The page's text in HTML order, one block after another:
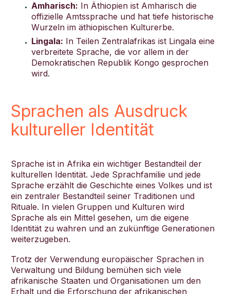
Amharisch: In Äthiopien ist Amharisch die
offizielle Amtssprache und hat tiefe historische
Wurzeln im äthiopischen Kulturerbe.
Lingala: In Teilen Zentralafrikas ist Lingala eine
verbreitete Sprache, die vor allem in der
Demokratischen Republik Kongo gesprochen
wird.
Sprachen als Ausdruck
kultureller Identität
Sprache ist in Afrika ein wichtiger Bestandteil der
kulturellen Identität. Jede Sprachfamilie und jede
Sprache erzählt die Geschichte eines Volkes und ist
ein zentraler Bestandteil seiner Traditionen und
Rituale. In vielen Gruppen und Kulturen wird
Sprache als ein Mittel gesehen, um die eigene
Identität zu wahren und an zukünftige Generationen
weiterzugeben.
Trotz der Verwendung europäischer Sprachen in
Verwaltung und Bildung bemühen sich viele
afrikanische Staaten und Organisationen um den
Erhalt und die Erforschung der afrikanischen